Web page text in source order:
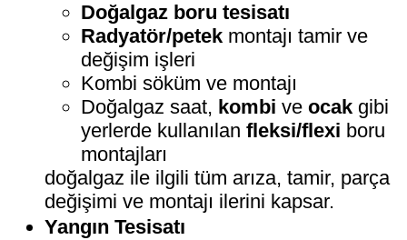
Doğalgaz boru tesisatı
Radyatör/petek montajı tamir ve
değişim işleri
Kombi söküm ve montajı
Doğalgaz saat, kombi veocak gibi
yerlerde kullanılanfleksi/flexi boru
montajları
doğalgaz ile ilgili tüm arıza, tamir, parça
değişimi ve montajı ilerini kapsar.
Yangın Tesisatı